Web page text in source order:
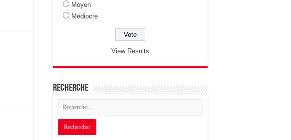
Moyen
Médiocre
View Results
Recherche